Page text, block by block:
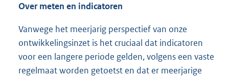
Over meten en indicatoren
Vanwege het meerjarig perspectief van onze
ontwikkelingsinzet is het cruciaal dat indicatoren
voor een langere periode gelden, volgens een vaste
regelmaat worden getoetst en dat er meerjarige